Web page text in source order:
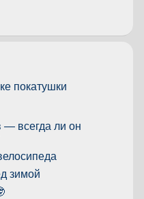
покатушки
— всегда ли он
зимой